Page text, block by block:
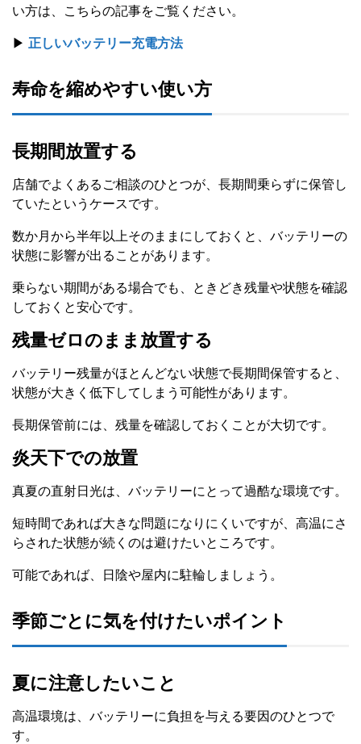
い方は、こちらの記事をご覧ください。
▶ 正しいバッテリー充電方法
寿命を縮めやすい使い方
長期間放置する
店舗でよくあるご相談のひとつが、長期間乗らずに保管し
ていたというケースです。
数か月から半年以上そのままにしておくと、バッテリーの
状態に影響が出ることがあります。
乗らない期間がある場合でも、ときどき残量や状態を確認
しておくと安心です。
残量ゼロのまま放置する
バッテリー残量がほとんどない状態で長期間保管すると、
状態が大きく低下してしまう可能性があります。
長期保管前には、残量を確認しておくことが大切です。
炎天下での放置
真夏の直射日光は、バッテリーにとって過酷な環境です。
短時間であれば大きな問題になりにくいですが、高温にさ
らされた状態が続くのは避けたいところです。
可能であれば、日陰や屋内に駐輪しましょう。
季節ごとに気を付けたいポイント
夏に注意したいこと
高温環境は、バッテリーに負担を与える要因のひとつで
す。